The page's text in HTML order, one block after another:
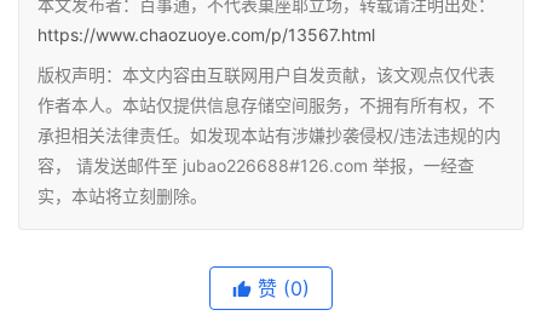
本文发布者：百事通，不代表巢座耶立场，转载请注明出处：
https://www.chaozuoye.com/p/13567.html
版权声明：本文内容由互联网用户自发贡献，该文观点仅代表
作者本人。本站仅提供信息存储空间服务，不拥有所有权，不
承担相关法律责任。如发现本站有涉嫌抄袭侵权/违法违规的内
容， 请发送邮件至 jubao226688#126.com 举报，一经查
实，本站将立刻删除。
赞 (0)